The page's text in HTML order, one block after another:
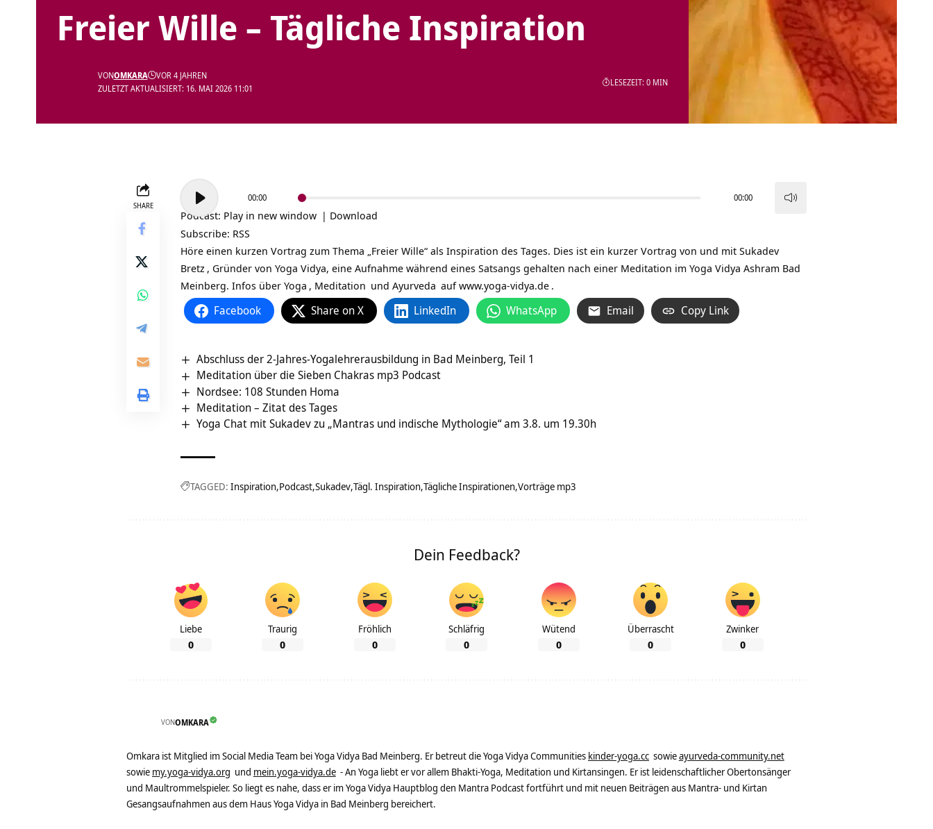
Freier Wille – Tägliche Inspiration
ZULETZT AKTUALISIERT: 16. MAI 2026 11:01
VONOMKARA VOR 4 JAHREN
LESEZEIT: 0 MIN
SHARE
Audio-
Player
00:00 00:00
Podcast: Play in new window | Download
Subscribe: RSS
Höre einen kurzen Vortrag zum Thema „Freier Wille“ als Inspiration des Tages. Dies ist ein kurzer Vortrag von und mit Sukadev
Bretz , Gründer von Yoga Vidya, eine Aufnahme während eines Satsangs gehalten nach einer Meditation im Yoga Vidya Ashram Bad
Meinberg. Infos über Yoga , Meditation und Ayurveda aufwww.yoga-vidya.de .
Facebook Share on X LinkedIn WhatsApp Email Copy Link
Abschluss der 2-Jahres-Yogalehrerausbildung in Bad Meinberg, Teil 1
Meditation über die Sieben Chakras mp3 Podcast
Nordsee: 108 Stunden Homa
Meditation – Zitat des Tages
Yoga Chat mit Sukadev zu „Mantras und indische Mythologie“ am 3.8. um 19.30h
TAGGED: Inspiration Podcast Sukadev Tägl. Inspiration Tägliche Inspirationen Vorträge mp3
Dein Feedback?
Liebe
0
Traurig
0
Fröhlich
0
Schläfrig
0
Wütend
0
Überrascht
0
Zwinker
0
VONOMKARA
Omkara ist Mitglied im Social Media Team bei Yoga Vidya Bad Meinberg. Er betreut die Yoga Vidya Communities kinder-yoga.cc sowieayurveda-community.net
sowie my.yoga-vidya.org und mein.yoga-vidya.de - An Yoga liebt er vor allem Bhakti-Yoga, Meditation und Kirtansingen. Er ist leidenschaftlicher Obertonsänger
und Maultrommelspieler. So liegt es nahe, dass er im Yoga Vidya Hauptblog den Mantra Podcast fortführt und mit neuen Beiträgen aus Mantra- und Kirtan
Gesangsaufnahmen aus dem Haus Yoga Vidya in Bad Meinberg bereichert.